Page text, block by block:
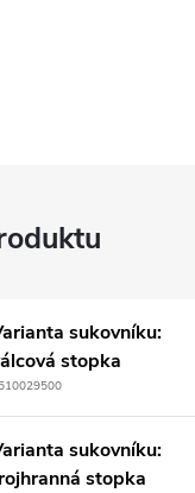
sukovníku:
stopka
sukovníku:
stopka